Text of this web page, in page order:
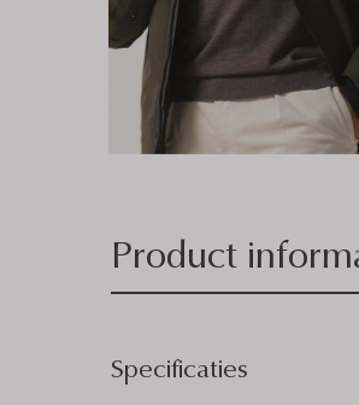
Product
Specificaties